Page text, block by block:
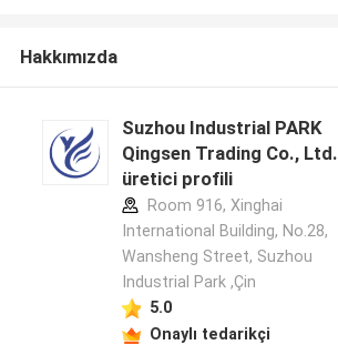
Hakkımızda
Suzhou Industrial PARK
Qingsen Trading Co., Ltd.
üretici profili
Room 916, Xinghai
International Building, No.28,
Wansheng Street, Suzhou
Industrial Park ,Çin
5.0
Onaylı tedarikçi